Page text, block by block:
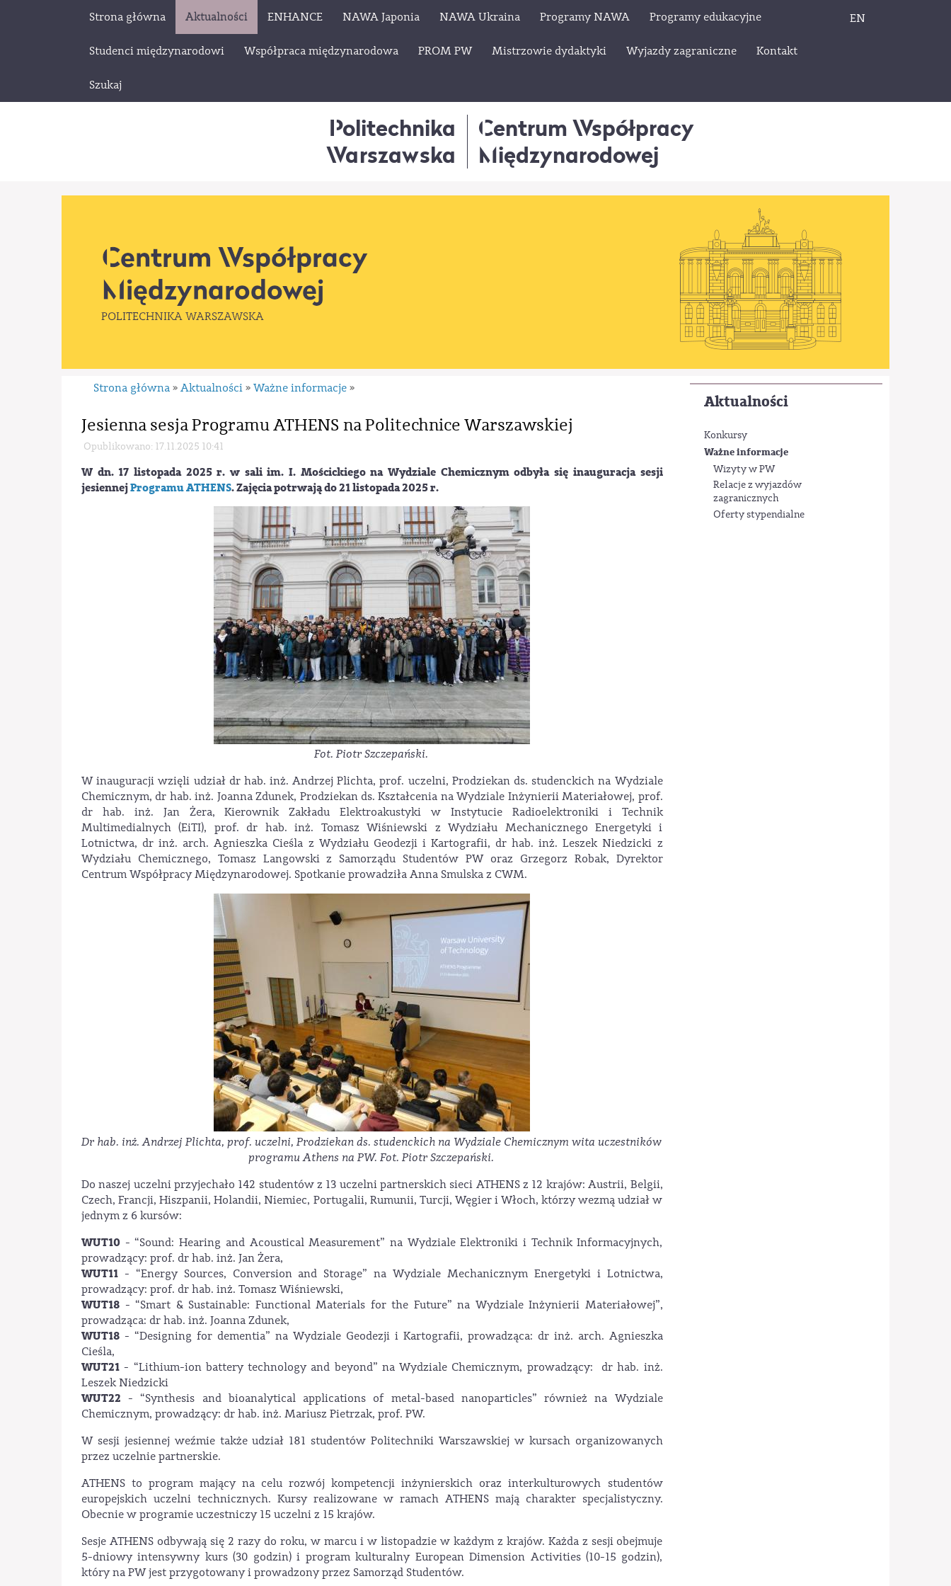
Strona główna Aktualności ENHANCE NAWA Japonia NAWA Ukraina Programy NAWA Programy edukacyjne
Studenci międzynarodowi Współpraca międzynarodowa PROM PW Mistrzowie dydaktyki Wyjazdy zagraniczne Kontakt
Szukaj
EN
Politechnika
Warszawska
Centrum Współpracy
Międzynarodowej
Aktualności
Konkursy
Ważne informacje
Wizyty w PW
Relacje z wyjazdów
zagranicznych
Oferty stypendialne
Strona główna » Aktualności » Ważne informacje »
Jesienna sesja Programu ATHENS na Politechnice Warszawskiej
Opublikowano: 17.11.2025 10:41
W dn. 17 listopada 2025 r. w sali im. I. Mościckiego na Wydziale Chemicznym odbyła się inauguracja sesji
jesiennejProgramu ATHENS. Zajęcia potrwają do 21 listopada 2025 r.
Fot. Piotr Szczepański.
W inauguracji wzięli udział dr hab. inż. Andrzej Plichta, prof. uczelni, Prodziekan ds. studenckich na Wydziale
Chemicznym, dr hab. inż. Joanna Zdunek, Prodziekan ds. Kształcenia na Wydziale Inżynierii Materiałowej, prof.
dr hab. inż. Jan Żera, Kierownik Zakładu Elektroakustyki w Instytucie Radioelektroniki i Technik
Multimedialnych (EiTI), prof. dr hab. inż. Tomasz Wiśniewski z Wydziału Mechanicznego Energetyki i
Lotnictwa, dr inż. arch. Agnieszka Cieśla z Wydziału Geodezji i Kartografii, dr hab. inż. Leszek Niedzicki z
Wydziału Chemicznego, Tomasz Langowski z Samorządu Studentów PW oraz Grzegorz Robak, Dyrektor
Centrum Współpracy Międzynarodowej. Spotkanie prowadziła Anna Smulska z CWM.
Dr hab. inż. Andrzej Plichta, prof. uczelni, Prodziekan ds. studenckich na Wydziale Chemicznym wita uczestników
programu Athens na PW.Fot. Piotr Szczepański.
Do naszej uczelni przyjechało 142 studentów z 13 uczelni partnerskich sieci ATHENS z 12 krajów: Austrii, Belgii,
Czech, Francji, Hiszpanii, Holandii, Niemiec, Portugalii, Rumunii, Turcji, Węgier i Włoch, którzy wezmą udział w
jednym z 6 kursów:
WUT10 - “Sound: Hearing and Acoustical Measurement” na Wydziale Elektroniki i Technik Informacyjnych,
prowadzący: prof. dr hab. inż. Jan Żera,
WUT11 - “Energy Sources, Conversion and Storage” na Wydziale Mechanicznym Energetyki i Lotnictwa,
prowadzący: prof. dr hab. inż. Tomasz Wiśniewski,
WUT18 - “Smart & Sustainable: Functional Materials for the Future” na Wydziale Inżynierii Materiałowej”,
prowadząca: dr hab. inż. Joanna Zdunek,
WUT18 - “Designing for dementia” na Wydziale Geodezji i Kartografii, prowadząca: dr inż. arch. Agnieszka
Cieśla,
WUT21 - “Lithium-ion battery technology and beyond” na Wydziale Chemicznym, prowadzący: dr hab. inż.
Leszek Niedzicki
WUT22 - “Synthesis and bioanalytical applications of metal-based nanoparticles” również na Wydziale
Chemicznym, prowadzący: dr hab. inż. Mariusz Pietrzak, prof. PW.
W sesji jesiennej weźmie także udział 181 studentów Politechniki Warszawskiej w kursach organizowanych
przez uczelnie partnerskie.
ATHENS to program mający na celu rozwój kompetencji inżynierskich oraz interkulturowych studentów
europejskich uczelni technicznych. Kursy realizowane w ramach ATHENS mają charakter specjalistyczny.
Obecnie w programie uczestniczy 15 uczelni z 15 krajów.
Sesje ATHENS odbywają się 2 razy do roku, w marcu i w listopadzie w każdym z krajów. Każda z sesji obejmuje
5-dniowy intensywny kurs (30 godzin) i program kulturalny European Dimension Activities (10-15 godzin),
który na PW jest przygotowany i prowadzony przez Samorząd Studentów.